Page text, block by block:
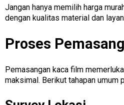
Jangan hanya memilih harga
dengan kualitas material dan
Proses
Pemasangan kaca film
maksimal. Berikut tahapan umum